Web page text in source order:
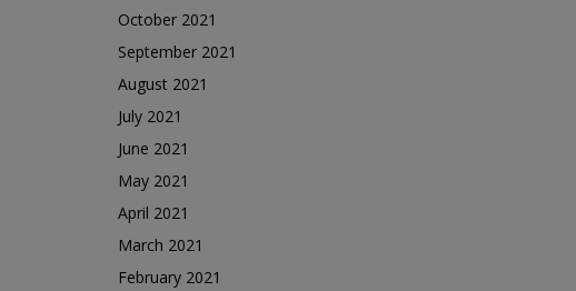
October 2021
September 2021
August 2021
July 2021
June 2021
May 2021
April 2021
March 2021
February 2021